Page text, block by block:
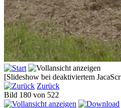
[Slideshow bei deaktiviertem
Zurück
Bild 180 von 522